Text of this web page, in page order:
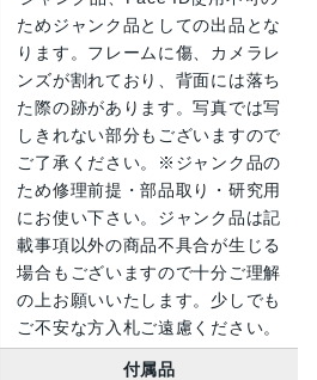
ためジャンク品としての出品とな
ります。フレームに傷、カメラレ
ンズが割れており、背面には落ち
た際の跡があります。写真では写
しきれない部分もございますので
ご了承ください。※ジャンク品の
ため修理前提・部品取り・研究用
にお使い下さい。ジャンク品は記
載事項以外の商品不具合が生じる
場合もございますので十分ご理解
の上お願いいたします。少しでも
ご不安な方入札ご遠慮ください。
付属品